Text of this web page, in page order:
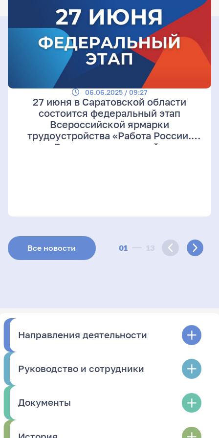
01 13
06.06.2025 / 09:27
27 июня в Саратовской области
состоится федеральный этап
Всероссийской ярмарки
трудоустройства «Работа России.
Время возможностей»
Все новости
Направления деятельности
Руководство и сотрудники
Документы